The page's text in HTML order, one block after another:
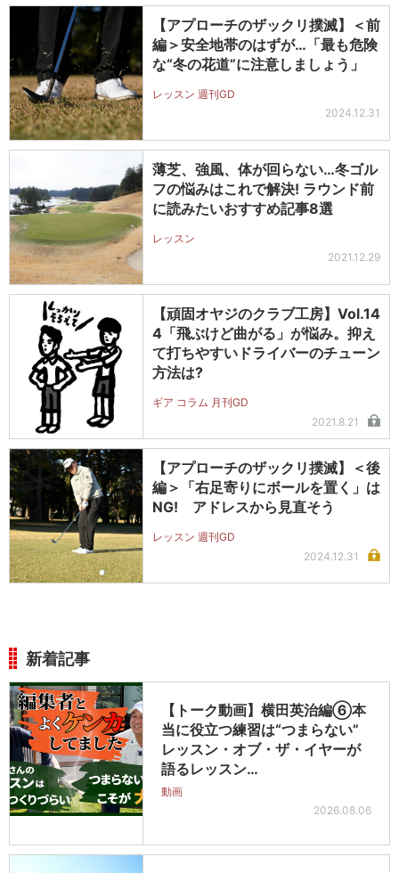
【アプローチのザックリ撲滅】＜前
編＞安全地帯のはずが…「最も危険
な“冬の花道”に注意しましょう」
レッスン 週刊GD
2024.12.31
薄芝、強風、体が回らない…冬ゴル
フの悩みはこれで解決! ラウンド前
に読みたいおすすめ記事8選
レッスン
2021.12.29
【頑固オヤジのクラブ工房】Vol.14
4「飛ぶけど曲がる」が悩み。抑え
て打ちやすいドライバーのチューン
方法は?
ギア コラム 月刊GD
2021.8.21
【アプローチのザックリ撲滅】＜後
編＞「右足寄りにボールを置く」は
NG! アドレスから見直そう
レッスン 週刊GD
2024.12.31
新着記事
【トーク動画】横田英治編⑥本
当に役立つ練習は“つまらない”
レッスン・オブ・ザ・イヤーが
語るレッスン…
動画
2026.08.06